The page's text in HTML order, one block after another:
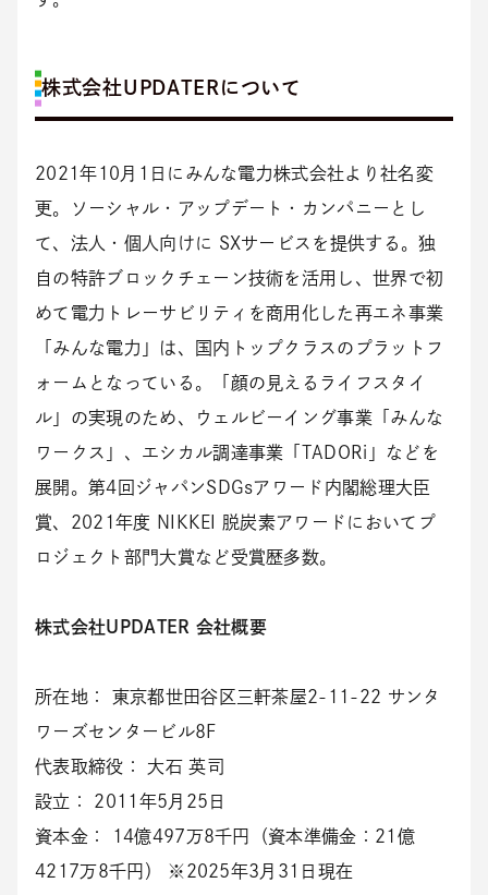
株式会社UPDATERについて
2021年10月1日にみんな電力株式会社より社名変
更。ソーシャル・アップデート・カンパニーとし
て、法人・個人向けに SXサービスを提供する。独
自の特許ブロックチェーン技術を活用し、世界で初
めて電力トレーサビリティを商用化した再エネ事業
「みんな電力」は、国内トップクラスのプラットフ
ォームとなっている。「顔の見えるライフスタイ
ル」の実現のため、ウェルビーイング事業「みんな
ワークス」、エシカル調達事業「TADORi」などを
展開。第4回ジャパンSDGsアワード内閣総理大臣
賞、2021年度 NIKKEI 脱炭素アワードにおいてプ
ロジェクト部門大賞など受賞歴多数。
株式会社UPDATER 会社概要
所在地： 東京都世田谷区三軒茶屋2-11-22 サンタ
ワーズセンタービル8F
代表取締役： 大石 英司
設立： 2011年5月25日
資本金： 14億497万8千円（資本準備金：21億
4217万8千円） ※2025年3月31日現在